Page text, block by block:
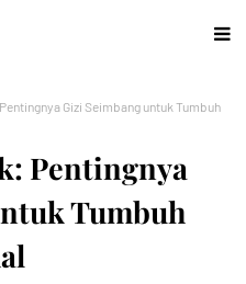
Gizi Seimbang untuk Tumbuh
Pentingnya
Tumbuh